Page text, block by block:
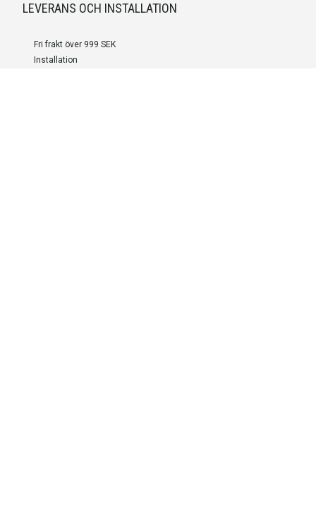
LEVERANS OCH INSTALLATION
Fri frakt över 999 SEK
Installation